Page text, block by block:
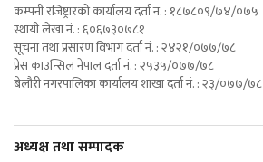
कम्पनी रजिष्ट्रारको कार्यालय दर्ता नं. : १८७८०९/७४/०७५
स्थायी लेखा नं. : ६०६७३०७८१
सूचना तथा प्रसारण विभाग दर्ता नं. : २४२१/०७७/७८
प्रेस काउन्सिल नेपाल दर्ता नं. : २५३५/०७७/७८
बेलौरी नगरपालिका कार्यालय शाखा दर्ता नं. : २३/०७७/७८
अध्यक्ष तथा सम्पादक